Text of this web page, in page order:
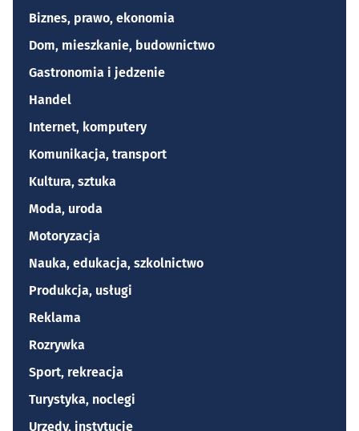
Biznes, prawo, ekonomia
Dom, mieszkanie, budownictwo
Gastronomia i jedzenie
Handel
Internet, komputery
Komunikacja, transport
Kultura, sztuka
Moda, uroda
Motoryzacja
Nauka, edukacja, szkolnictwo
Produkcja, usługi
Reklama
Rozrywka
Sport, rekreacja
Turystyka, noclegi
Urzędy, instytucje